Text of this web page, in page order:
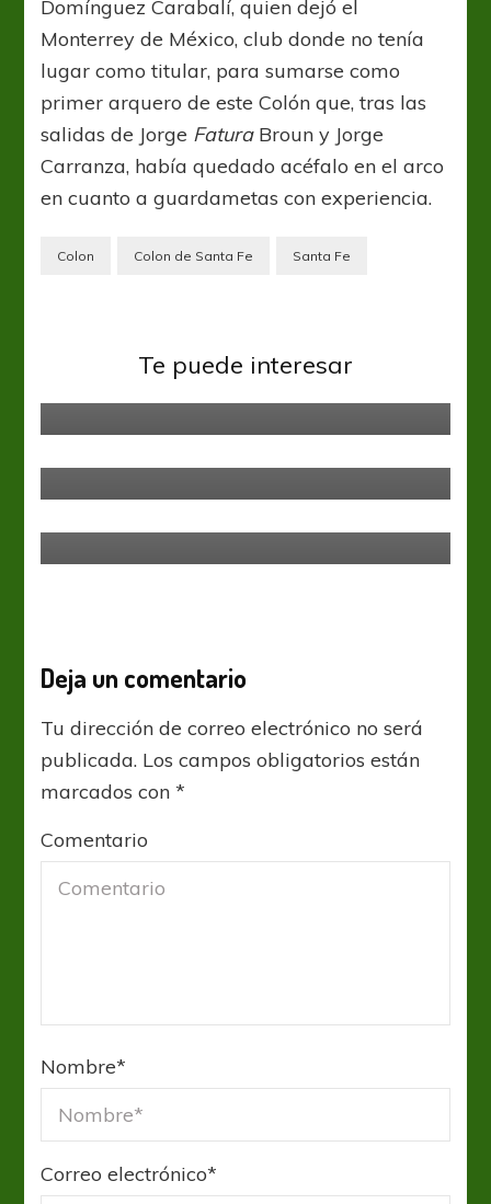
Domínguez Carabalí, quien dejó el
Monterrey de México, club donde no tenía
lugar como titular, para sumarse como
primer arquero de este Colón que, tras las
salidas de Jorge Fatura Broun y Jorge
Carranza, había quedado acéfalo en el arco
en cuanto a guardametas con experiencia.
Colon Colon de Santa Fe Santa Fe
Te puede interesar
Defensa y Justicia Liga Profesional
Pensando en Rosario Central
Deja un comentario
Tu dirección de correo electrónico no será
publicada. Los campos obligatorios están
marcados con*
Comentario
Nombre*
Correo electrónico*